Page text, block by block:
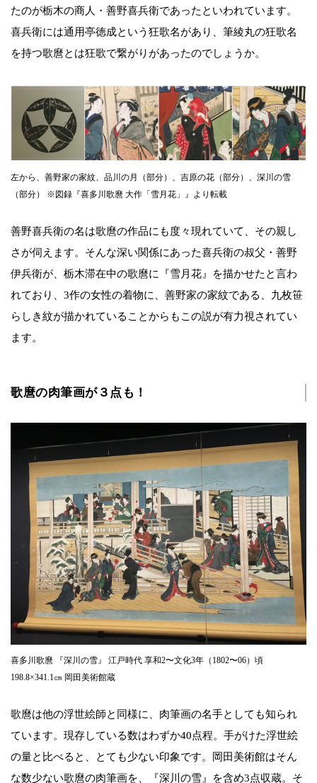
たのが栃木の商人・善野喜兵衛であったといわれています。
喜兵衛には通用亭徳成という狂歌名があり、筆綾丸の狂歌名
を持つ歌麿とは狂歌で繋がりがあったのでしょうか。
左から、善野家の家紋、品川の月（部分）、吉原の花（部分）、深川の雪
（部分） ※図録『喜多川歌麿 大作「雪月花」』より転載
善野喜兵衛の名は歌麿の作品にも度々現れていて、その親し
さが伺えます。そんな深い関係にあった喜兵衛の叔父・善野
伊兵衛が、栃木滞在中の歌麿に『雪月花』を描かせたと言わ
れており、3作の女性の着物に、善野家の家紋である、九枚笹
らしき紋が描かれていることからもこの説が有力視されてい
ます。
歌麿の肉筆画が３点も！
喜多川歌麿 『深川の雪』 江戸時代 享和2〜文化3年（1802〜06）頃
198.8×341.1㎝ 岡田美術館蔵
歌麿は他の浮世絵師と同様に、肉筆画の名手としても知られ
ています。現存している数はわずか40点程。手がけた浮世絵
の量と比べると、とても少ない印象です。岡田美術館はそん
な数少ない歌麿の肉筆画を、『深川の雪』を含め3点収蔵。そ